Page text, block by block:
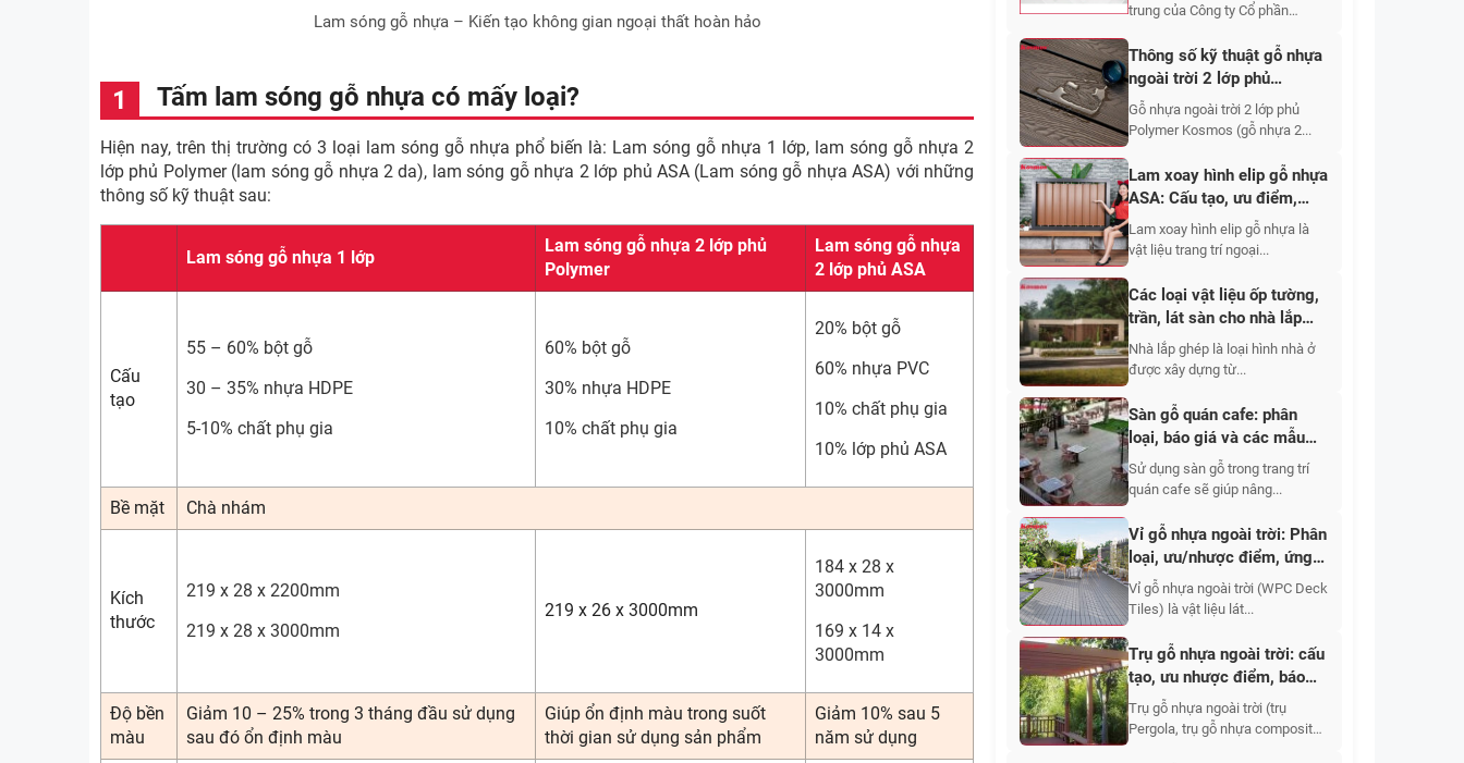
Lam sóng gỗ nhựa – Kiến tạo không gian ngoại thất hoàn hảo
Tấm lam sóng gỗ nhựa có mấy loại?
Hiện nay, trên thị trường có 3 loại lam sóng gỗ nhựa phổ biến là: Lam sóng gỗ nhựa 1 lớp, lam sóng gỗ nhựa 2
lớp phủ Polymer (lam sóng gỗ nhựa 2 da), lam sóng gỗ nhựa 2 lớp phủ ASA (Lam sóng gỗ nhựa ASA) với những
thông số kỹ thuật sau:
Lam sóng gỗ nhựa 1 lớp
Lam sóng gỗ nhựa 2 lớp phủ
Polymer
Lam sóng gỗ nhựa
2 lớp phủ ASA
Cấu
tạo
55 – 60% bột gỗ
30 – 35% nhựa HDPE
5-10% chất phụ gia
60% bột gỗ
30% nhựa HDPE
10% chất phụ gia
20% bột gỗ
60% nhựa PVC
10% chất phụ gia
10% lớp phủ ASA
Bề mặt Chà nhám
Kích
thước
219 x 28 x 2200mm
219 x 28 x 3000mm
219 x 26 x 3000mm
184 x 28 x
3000mm
169 x 14 x
3000mm
Độ bền
màu
Giảm 10 – 25% trong 3 tháng đầu sử dụng
sau đó ổn định màu
Giúp ổn định màu trong suốt
thời gian sử dụng sản phẩm
Giảm 10% sau 5
năm sử dụng
trung của Công ty Cổ phần
Thông số kỹ thuật gỗ nhựa
ngoài trời 2 lớp phủ
Polymer Kosmos
Gỗ nhựa ngoài trời 2 lớp phủ
Polymer Kosmos (gỗ nhựa 2...
Lam xoay hình elip gỗ nhựa
ASA: Cấu tạo, ưu điểm,
ứng dụng, báo giá
Lam xoay hình elip gỗ nhựa là
vật liệu trang trí ngoại...
Các loại vật liệu ốp tường,
trần, lát sàn cho nhà lắp
ghép
Nhà lắp ghép là loại hình nhà ở
được xây dựng từ...
Sàn gỗ quán cafe: phân
loại, báo giá và các mẫu
đẹp 2026
Sử dụng sàn gỗ trong trang trí
quán cafe sẽ giúp nâng...
Vỉ gỗ nhựa ngoài trời: Phân
loại, ưu/nhược điểm, ứng
dụng, báo giá 2026
Vỉ gỗ nhựa ngoài trời (WPC Deck
Tiles) là vật liệu lát...
Trụ gỗ nhựa ngoài trời: cấu
tạo, ưu nhược điểm, báo
giá và ứng dụng
Trụ gỗ nhựa ngoài trời (trụ
Pergola, trụ gỗ nhựa composite,